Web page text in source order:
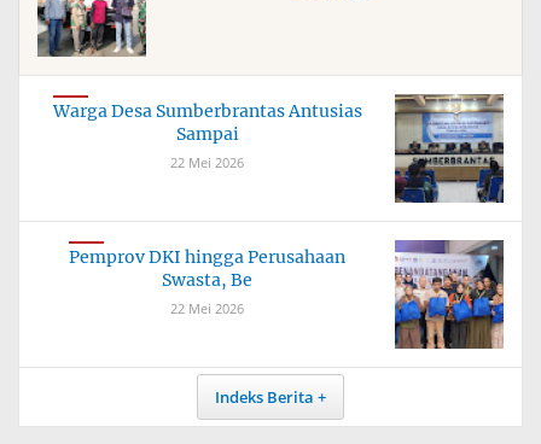
Warga Desa Sumberbrantas Antusias
Sampai
22 Mei 2026
Pemprov DKI hingga Perusahaan
Swasta, Be
22 Mei 2026
Indeks Berita